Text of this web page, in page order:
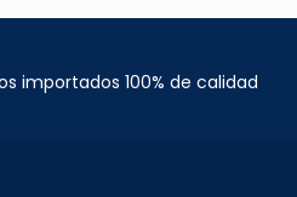
importados 100% de calidad